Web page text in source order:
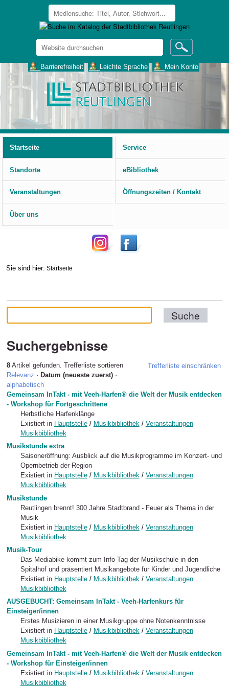
Website
durchsuchen
___Barrierefreiheit ___Leichte Sprache ___Mein Konto
Startseite
Service
Standorte eBibliothek
Veranstaltungen Öffnungszeiten / Kontakt
Über uns
Sie sind hier: Startseite
Suchergebnisse
8Artikel gefunden. Trefferliste einschränken
Trefferliste sortieren
Relevanz · Datum (neueste zuerst) ·
alphabetisch
Gemeinsam InTakt - mit Veeh-Harfen® die Welt der Musik entdecken
- Workshop für Fortgeschrittene
Herbstliche Harfenklänge
Existiert in Hauptstelle / Musikbibliothek / Veranstaltungen
Musikbibliothek
Musikstunde extra
Saisoneröffnung: Ausblick auf die Musikprogramme im Konzert- und
Opernbetrieb der Region
Existiert in Hauptstelle / Musikbibliothek / Veranstaltungen
Musikbibliothek
Musikstunde
Reutlingen brennt! 300 Jahre Stadtbrand - Feuer als Thema in der
Musik
Existiert in Hauptstelle / Musikbibliothek / Veranstaltungen
Musikbibliothek
Musik-Tour
Das Mediabike kommt zum Info-Tag der Musikschule in den
Spitalhof und präsentiert Musikangebote für Kinder und Jugendliche
Existiert in Hauptstelle / Musikbibliothek / Veranstaltungen
Musikbibliothek
AUSGEBUCHT: Gemeinsam InTakt - Veeh-Harfenkurs für
Einsteiger/innen
Erstes Musizieren in einer Musikgruppe ohne Notenkenntnisse
Existiert in Hauptstelle / Musikbibliothek / Veranstaltungen
Musikbibliothek
Gemeinsam InTakt - mit Veeh-Harfen® die Welt der Musik entdecken
- Workshop für Einsteiger/innen
Existiert in Hauptstelle / Musikbibliothek / Veranstaltungen
Musikbibliothek